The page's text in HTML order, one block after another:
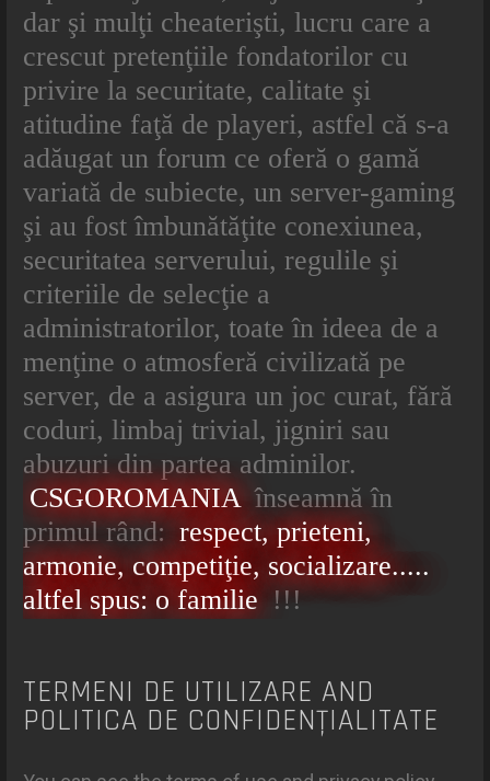
dar şi mulţi cheaterişti, lucru care a
crescut pretenţiile fondatorilor cu
privire la securitate, calitate şi
atitudine faţă de playeri, astfel că s-a
adăugat un forum ce oferă o gamă
variată de subiecte, un server-gaming
şi au fost îmbunătăţite conexiunea,
securitatea serverului, regulile şi
criteriile de selecţie a
administratorilor, toate în ideea de a
menţine o atmosferă civilizată pe
server, de a asigura un joc curat, fără
coduri, limbaj trivial, jigniri sau
abuzuri din partea adminilor.
CSGOROMANIA înseamnă în
primul rând: respect, prieteni,
armonie, competiţie, socializare.....
altfel spus: o familie !!!
TERMENI DE UTILIZARE AND
POLITICA DE CONFIDENŢIALITATE